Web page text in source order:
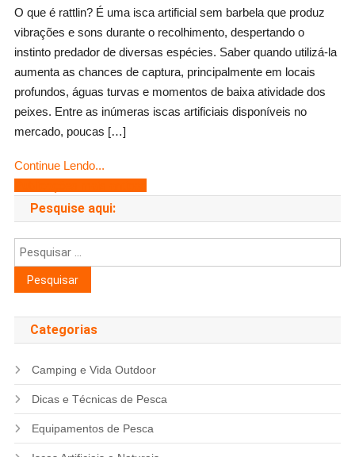
O
que
é
rattlin
e
quando
O que é rattlin? É uma isca artificial sem barbela que produz
vibrações e sons durante o recolhimento, despertando o
instinto predador de diversas espécies. Saber quando utilizá-la
aumenta as chances de captura, principalmente em locais
profundos, águas turvas e momentos de baixa atividade dos
peixes. Entre as inúmeras iscas artificiais disponíveis no
mercado, poucas […]
Continue Lendo...
porPesquise aqui:
Pesquisar
por:
Categorias
Camping e Vida Outdoor
Dicas e Técnicas de Pesca
Equipamentos de Pesca